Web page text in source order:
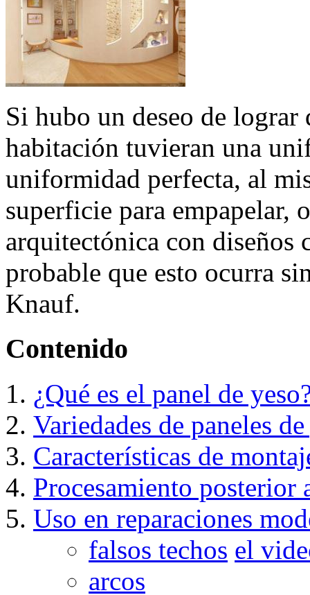
Si hubo un deseo de lograr
habitación tuvieran una
uniformidad perfecta, al
superficie para empapelar,
arquitectónica con
probable que esto ocurra
Knauf.
Contenido
¿Qué es el panel de
Variedades de paneles
Características de
Procesamiento posterior
Uso en reparaciones
falsos techos el
arcos